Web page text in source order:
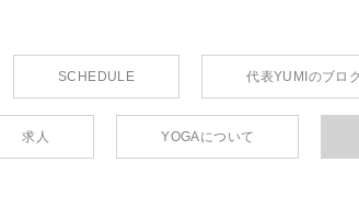
SCHEDULE 代表YUMIのブロ
求人 YOGAについて